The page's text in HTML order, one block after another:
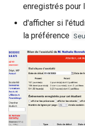
enregistrés pour
d'afficher si
la préférence